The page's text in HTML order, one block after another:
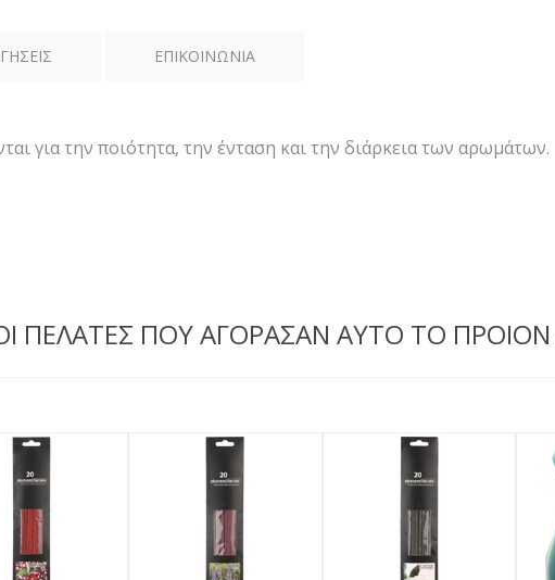
ΕΠΙΚΟΙΝΩΝΙΑ
για την ποιότητα, την ένταση και την διάρκεια των αρωμάτων.
ΠΕΛΑΤΕΣ ΠΟΥ ΑΓΟΡΑΣΑΝ ΑΥΤΟ ΤΟ